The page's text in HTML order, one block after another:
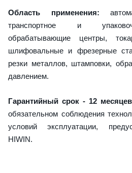
Область применения:
транспортное и
обрабатывающие центры,
шлифовальные и фрезерные
резки металлов, штамповки,
давлением.
Гарантийный срок - 12 месяцев
обязательном соблюдения
условий эксплуатации,
HIWIN.